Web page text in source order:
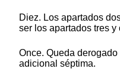
Diez. Los apartados
ser los apartados tres y
Once. Queda
adicional séptima.